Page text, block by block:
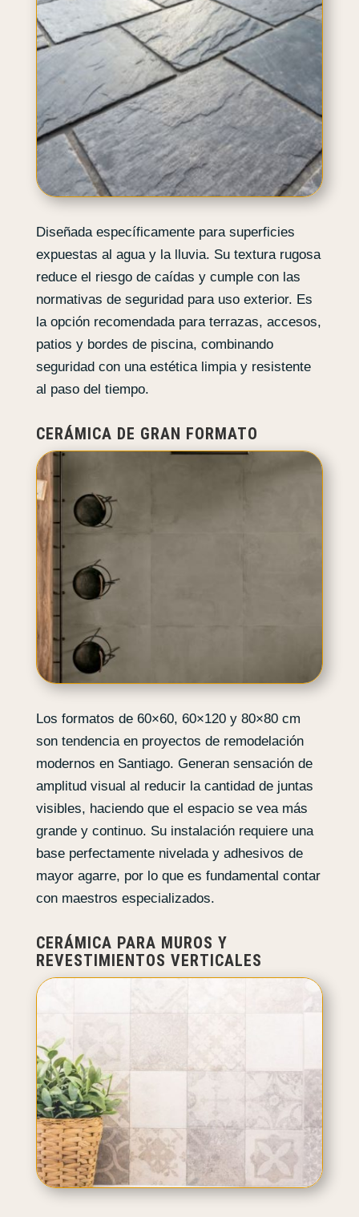
Diseñada específicamente para superficies
expuestas al agua y la lluvia. Su textura rugosa
reduce el riesgo de caídas y cumple con las
normativas de seguridad para uso exterior. Es
la opción recomendada para terrazas, accesos,
patios y bordes de piscina, combinando
seguridad con una estética limpia y resistente
al paso del tiempo.
CERÁMICA DE GRAN FORMATO
Los formatos de 60×60, 60×120 y 80×80 cm
son tendencia en proyectos de remodelación
modernos en Santiago. Generan sensación de
amplitud visual al reducir la cantidad de juntas
visibles, haciendo que el espacio se vea más
grande y continuo. Su instalación requiere una
base perfectamente nivelada y adhesivos de
mayor agarre, por lo que es fundamental contar
con maestros especializados.
CERÁMICA PARA MUROS Y
REVESTIMIENTOS VERTICALES